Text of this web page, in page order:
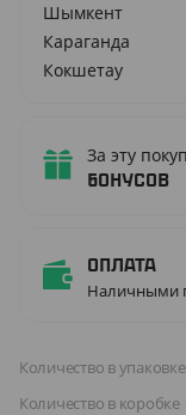
Шымкент
Караганда
Кокшетау
За эту
бонусов
Оплата
Наличными
Количество в упаковке
Количество в коробке